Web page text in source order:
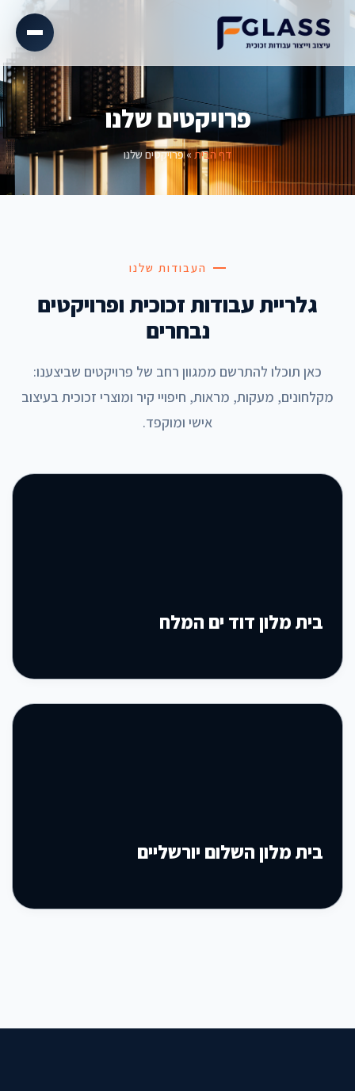
פרויקטים שלנו
דף הבית»פרויקטים שלנו
העבודות שלנו
גלריית עבודות זכוכית ופרויקטים
נבחרים
כאן תוכלו להתרשם ממגוון רחב של פרויקטים שביצענו:
מקלחונים, מעקות, מראות, חיפויי קיר ומוצרי זכוכית בעיצוב
אישי ומוקפד.
בית מלון דוד ים המלח
בית מלון השלום יורשליים